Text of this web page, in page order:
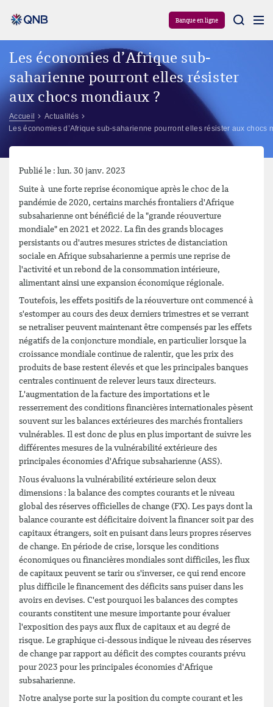
Banque en ligne
Les économies d’Afrique sub-
saharienne pourront elles résister
aux chocs mondiaux ?
Accueil
Actualités
Les économies d’Afrique sub-saharienne pourront elles résister aux chocs
Publié le : lun. 30 janv. 2023
Suite à une forte reprise économique après le choc de la
pandémie de 2020, certains marchés frontaliers d'Afrique
subsaharienne ont bénéficié de la "grande réouverture
mondiale" en 2021 et 2022. La fin des grands blocages
persistants ou d'autres mesures strictes de distanciation
sociale en Afrique subsaharienne a permis une reprise de
l'activité et un rebond de la consommation intérieure,
alimentant ainsi une expansion économique régionale.
Toutefois, les effets positifs de la réouverture ont commencé à
s'estomper au cours des deux derniers trimestres et se verrant
se netraliser peuvent maintenant être compensés par les effets
négatifs de la conjoncture mondiale, en particulier lorsque la
croissance mondiale continue de ralentir, que les prix des
produits de base restent élevés et que les principales banques
centrales continuent de relever leurs taux directeurs.
L'augmentation de la facture des importations et le
resserrement des conditions financières internationales pèsent
souvent sur les balances extérieures des marchés frontaliers
vulnérables. Il est donc de plus en plus important de suivre les
différentes mesures de la vulnérabilité extérieure des
principales économies d'Afrique subsaharienne (ASS).
Nous évaluons la vulnérabilité extérieure selon deux
dimensions : la balance des comptes courants et le niveau
global des réserves officielles de change (FX). Les pays dont la
balance courante est déficitaire doivent la financer soit par des
capitaux étrangers, soit en puisant dans leurs propres réserves
de change. En période de crise, lorsque les conditions
économiques ou financières mondiales sont difficiles, les flux
de capitaux peuvent se tarir ou s'inverser, ce qui rend encore
plus difficile le financement des déficits sans puiser dans les
avoirs en devises. C'est pourquoi les balances des comptes
courants constitent une mesure importante pour évaluer
l'exposition des pays aux flux de capitaux et au degré de
risque. Le graphique ci-dessous indique le niveau des réserves
de change par rapport au déficit des comptes courants prévu
pour 2023 pour les principales économies d'Afrique
subsaharienne.
Notre analyse porte sur la position du compte courant et les